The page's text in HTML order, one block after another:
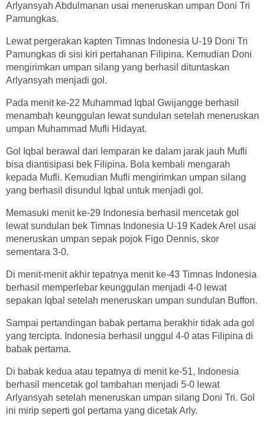
Arlyansyah Abdulmanan usai meneruskan umpan Doni Tri
Pamungkas.
Lewat pergerakan kapten Timnas Indonesia U-19 Doni Tri
Pamungkas di sisi kiri pertahanan Filipina. Kemudian Doni
mengirimkan umpan silang yang berhasil dituntaskan
Arlyansyah menjadi gol.
Pada menit ke-22 Muhammad Iqbal Gwijangge berhasil
menambah keunggulan lewat sundulan setelah meneruskan
umpan Muhammad Mufli Hidayat.
Gol Iqbal berawal dari lemparan ke dalam jarak jauh Mufli
bisa diantisipasi bek Filipina. Bola kembali mengarah
kepada Mufli. Kemudian Mufli mengirimkan umpan silang
yang berhasil disundul Iqbal untuk menjadi gol.
Memasuki menit ke-29 Indonesia berhasil mencetak gol
lewat sundulan bek Timnas Indonesia U-19 Kadek Arel usai
meneruskan umpan sepak pojok Figo Dennis, skor
sementara 3-0.
Di menit-menit akhir tepatnya menit ke-43 Timnas Indonesia
berhasil memperlebar keunggulan menjadi 4-0 lewat
sepakan Iqbal setelah meneruskan umpan sundulan Buffon.
Sampai pertandingan babak pertama berakhir tidak ada gol
yang tercipta. Indonesia berhasil unggul 4-0 atas Filipina di
babak pertama.
Di babak kedua atau tepatnya di menit ke-51, Indonesia
berhasil mencetak gol tambahan menjadi 5-0 lewat
Arlyansyah setelah meneruskan umpan silang Doni Tri. Gol
ini mirip seperti gol pertama yang dicetak Arly.